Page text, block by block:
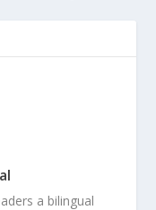
a bilingual